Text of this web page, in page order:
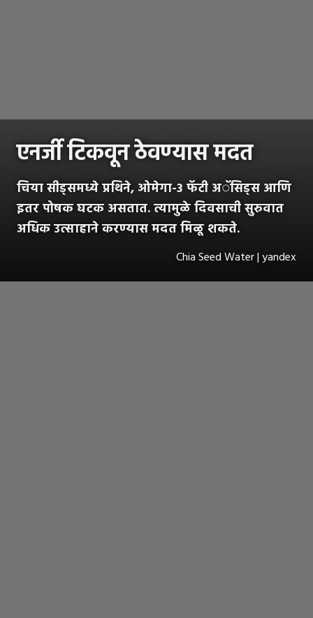
एनर्जी टिकवून ठेवण्यास मदत
चिया सीड्समध्ये प्रथिने, ओमेगा-3 फॅटी अॅसिड्स आणि
इतर पोषक घटक असतात. त्यामुळे दिवसाची सुरुवात
अधिक उत्साहाने करण्यास मदत मिळू शकते.
Chia Seed Water | yandex